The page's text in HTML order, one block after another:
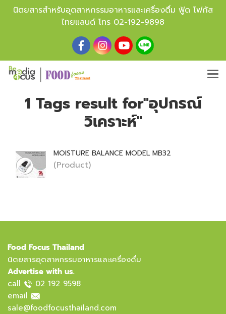
นิตยสารสำหรับอุตสาหกรรมอาหารและเครื่องดื่ม ฟู้ด โฟกัส
ไทยแลนด์ โทร 02-192-9898
1 Tags result for"อุปกรณ์
วิเคราะห์"
MOISTURE BALANCE MODEL MB32
(Product)
Food Focus Thailand
นิตยสารอุตสาหกรรมอาหารและเครื่องดื่ม
Advertise with us.
call
02 192 9598
email
sale@foodfocusthailand.com